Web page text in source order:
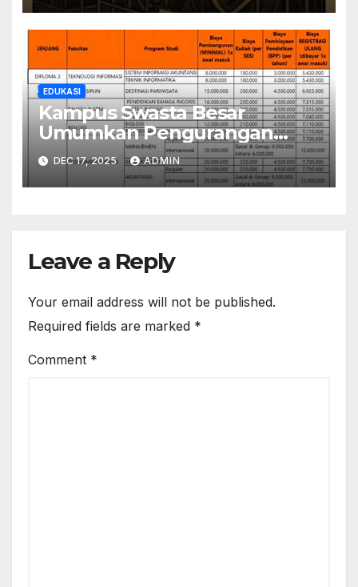
EDUKASI
Kampus Swasta Besar
Umumkan Pengurangan
Biaya Kuliah 50%, Simak
Syaratnya
DEC 17, 2025 ADMIN
Leave a Reply
Your email address will not be published.
Required fields are marked *
Comment *